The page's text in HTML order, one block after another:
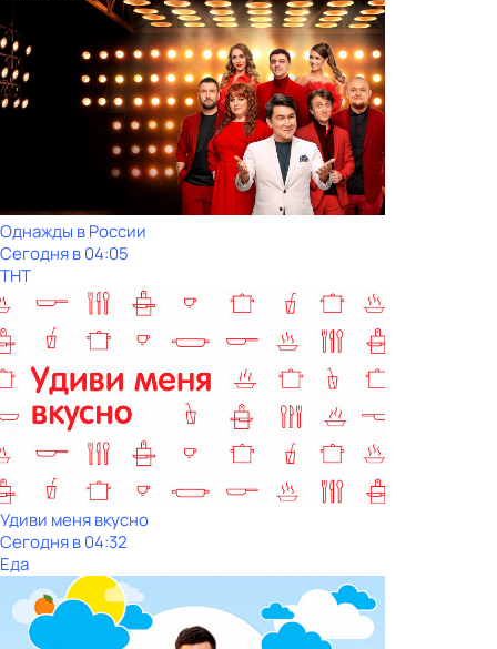
Однажды в России
Сегодня в 04:05
ТНТ
Удиви меня вкусно
Сегодня в 04:32
Еда